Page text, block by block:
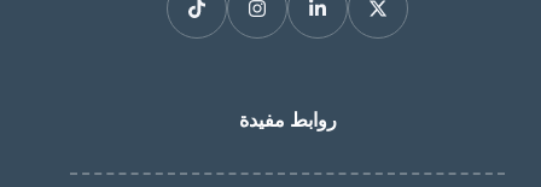
روابط مفيدة